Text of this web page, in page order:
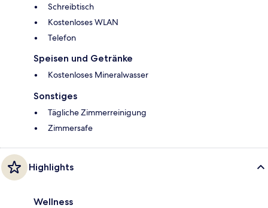
Schreibtisch
Kostenloses WLAN
Telefon
Speisen und Getränke
Kostenloses Mineralwasser
Sonstiges
Tägliche Zimmerreinigung
Zimmersafe
Highlights
Wellness